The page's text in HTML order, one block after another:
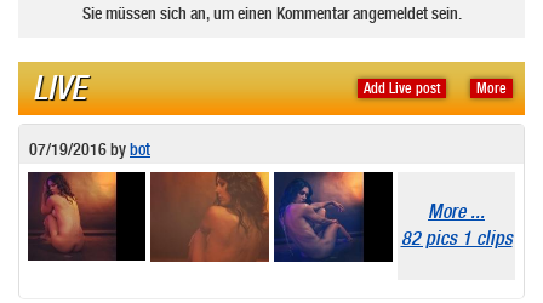
Sie müssen sich an, um einen Kommentar angemeldet sein.
More
Add Live post
LIVE
07/19/2016bybot
More ...
82 pics 1 clips